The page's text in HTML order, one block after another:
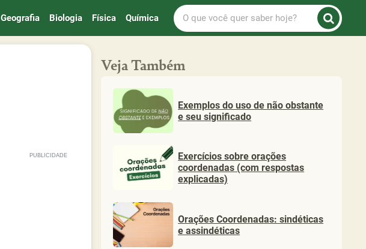
Geografia Biologia Física Química
O
que
você
saber
Veja Também
Exemplos do uso de não obstante
e seu significado
Exercícios sobre orações
coordenadas (com respostas
explicadas)
Orações Coordenadas: sindéticas
e assindéticas